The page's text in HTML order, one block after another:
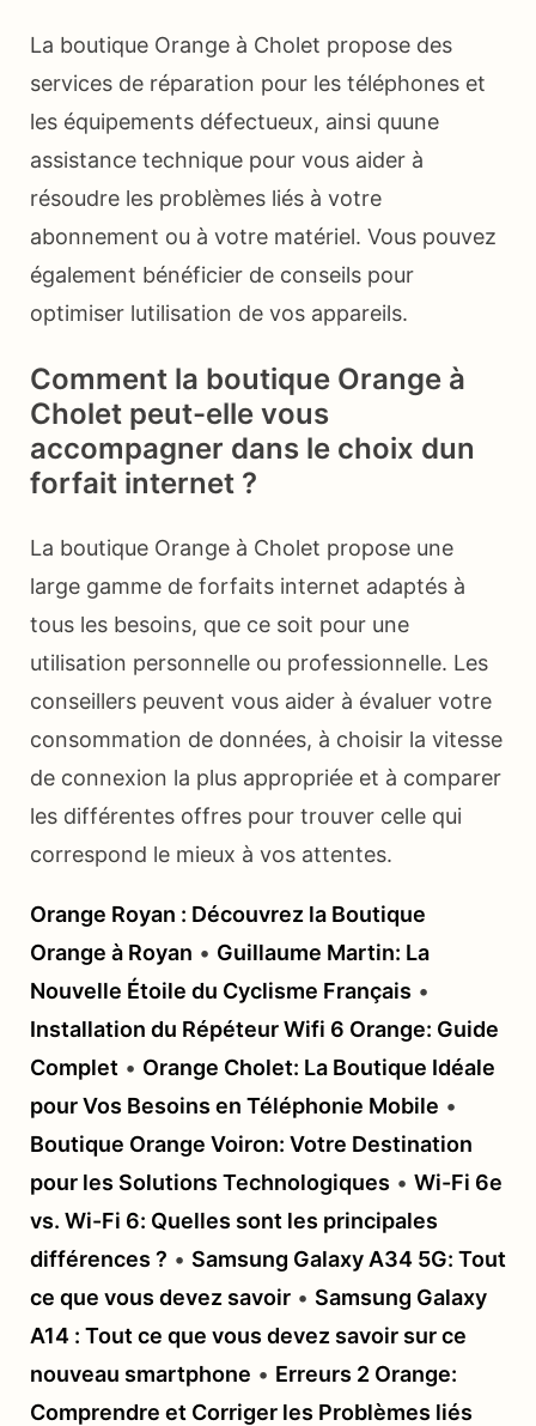
La boutique Orange à Cholet propose des
services de réparation pour les téléphones et
les équipements défectueux, ainsi quune
assistance technique pour vous aider à
résoudre les problèmes liés à votre
abonnement ou à votre matériel. Vous pouvez
également bénéficier de conseils pour
optimiser lutilisation de vos appareils.
Comment la boutique Orange à
Cholet peut-elle vous
accompagner dans le choix dun
forfait internet ?
La boutique Orange à Cholet propose une
large gamme de forfaits internet adaptés à
tous les besoins, que ce soit pour une
utilisation personnelle ou professionnelle. Les
conseillers peuvent vous aider à évaluer votre
consommation de données, à choisir la vitesse
de connexion la plus appropriée et à comparer
les différentes offres pour trouver celle qui
correspond le mieux à vos attentes.
Orange Royan : Découvrez la Boutique
Orange à Royan • Guillaume Martin: La
Nouvelle Étoile du Cyclisme Français •
Installation du Répéteur Wifi 6 Orange: Guide
Complet • Orange Cholet: La Boutique Idéale
pour Vos Besoins en Téléphonie Mobile •
Boutique Orange Voiron: Votre Destination
pour les Solutions Technologiques • Wi-Fi 6e
vs. Wi-Fi 6: Quelles sont les principales
différences ? • Samsung Galaxy A34 5G: Tout
ce que vous devez savoir • Samsung Galaxy
A14 : Tout ce que vous devez savoir sur ce
nouveau smartphone • Erreurs 2 Orange:
Comprendre et Corriger les Problèmes liés